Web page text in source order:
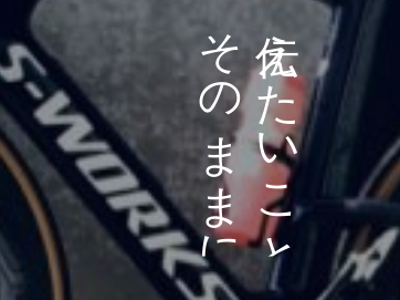
え
た
い
こ
と
そ
の
ま
ま
に